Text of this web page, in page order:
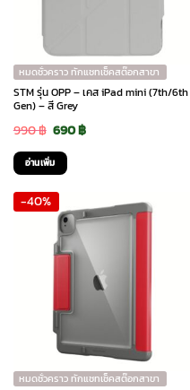
หมดชั่วคราว ทักแชทเช็คสต๊อกสาขา
STM รุ่น OPP – เคส iPad mini (7th/6th
Gen) – สี Grey
990฿ Original
price
was:
990 ฿.
690฿Current
690 ฿.
อ่านเพิ่ม
-40%
หมดชั่วคราว ทักแชทเช็คสต๊อกสาขา